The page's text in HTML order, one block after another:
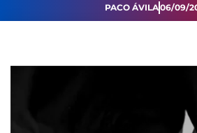
PACO ÁVILA06/09/